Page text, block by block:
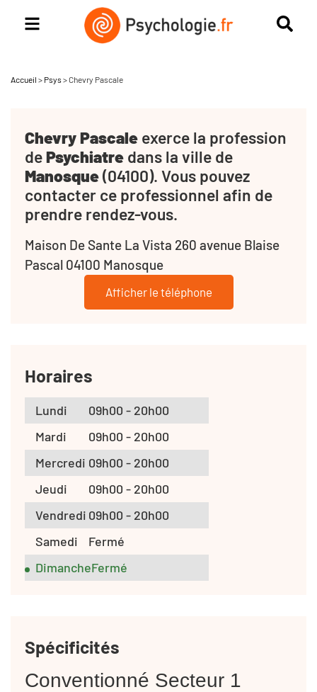
Accueil > Psys >Chevry Pascale
Chevry Pascale exerce la profession
dePsychiatre dans la ville de
Manosque(04100). Vous pouvez
contacter ce professionnel afin de
prendre rendez-vous.
Maison De Sante La Vista 260 avenue Blaise
Pascal 04100 Manosque
Afficher le téléphone
Horaires
Lundi
09h00 - 20h00
Mardi
09h00 - 20h00
Mercredi 09h00 - 20h00
Jeudi
09h00 - 20h00
Vendredi 09h00 - 20h00
Samedi
Fermé
DimancheFermé
Spécificités
Conventionné Secteur 1